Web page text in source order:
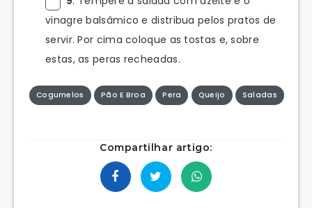
vinagre balsâmico e distribua pelos pratos de
servir. Por cima coloque as tostas e, sobre
estas, as peras recheadas.
Cogumelos Pão E Broa Pera Queijo Saladas
Compartilhar artigo: